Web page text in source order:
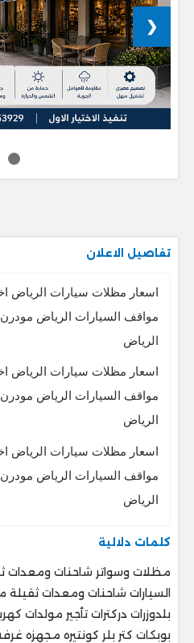
❮
تفاصيل الاعلان
اسعار مظلات سيارات الرياض
مواقف السيارات الرياض
الرياض
اسعار مظلات سيارات الرياض
مواقف السيارات الرياض
الرياض
اسعار مظلات سيارات الرياض
مواقف السيارات الرياض
الرياض
كلمات دلالية
مظلات وسواتر شاحنات ومعدات
السيارات شاحنات ومعدات ثقيلة
بلدوزرات دركترات تأجير مولدات
بوبكات كتر بلر كونتيره مجهزه